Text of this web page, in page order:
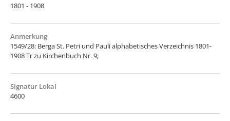
1801 - 1908
Anmerkung
1549/28: Berga St. Petri und Pauli alphabetisches Verzeichnis 1801-
1908 Tr zu Kirchenbuch Nr. 9;
Signatur Lokal
4600